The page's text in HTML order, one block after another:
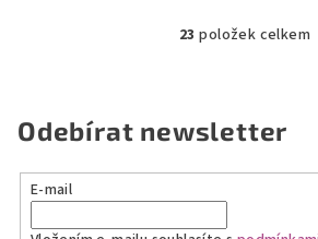
O
á
d
a
23 položek celkem
Odebírat newsletter
E-mail